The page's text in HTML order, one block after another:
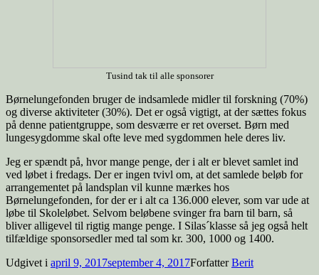
Tusind tak til alle sponsorer
Børnelungefonden bruger de indsamlede midler til forskning (70%)
og diverse aktiviteter (30%). Det er også vigtigt, at der sættes fokus
på denne patientgruppe, som desværre er ret overset. Børn med
lungesygdomme skal ofte leve med sygdommen hele deres liv.
Jeg er spændt på, hvor mange penge, der i alt er blevet samlet ind
ved løbet i fredags. Der er ingen tvivl om, at det samlede beløb for
arrangementet på landsplan vil kunne mærkes hos
Børnelungefonden, for der er i alt ca 136.000 elever, som var ude at
løbe til Skoleløbet. Selvom beløbene svinger fra barn til barn, så
bliver alligevel til rigtig mange penge. I Silas´klasse så jeg også helt
tilfældige sponsorsedler med tal som kr. 300, 1000 og 1400.
Udgivet i april 9, 2017september 4, 2017ForfatterBerit